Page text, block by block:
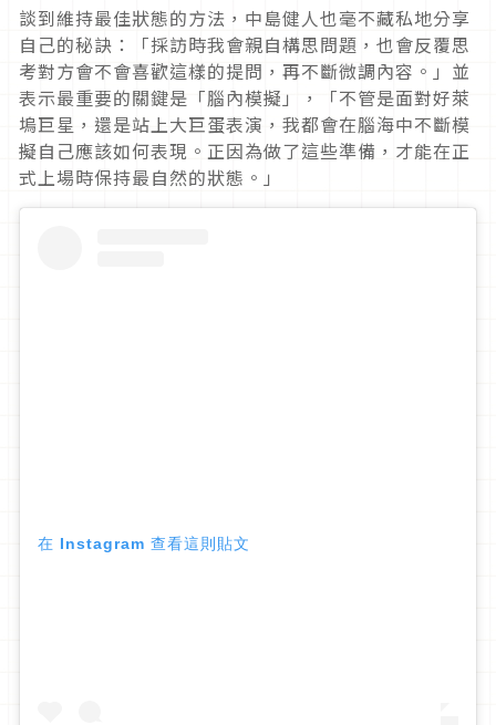
談到維持最佳狀態的方法，中島健人也毫不藏私地分享
自己的秘訣：「採訪時我會親自構思問題，也會反覆思
考對方會不會喜歡這樣的提問，再不斷微調內容。」並
表示最重要的關鍵是「腦內模擬」，「不管是面對好萊
塢巨星，還是站上大巨蛋表演，我都會在腦海中不斷模
擬自己應該如何表現。正因為做了這些準備，才能在正
式上場時保持最自然的狀態。」
在 Instagram 查看這則貼文